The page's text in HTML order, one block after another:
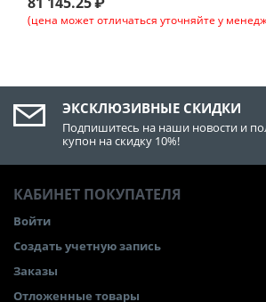
(цена может отличаться уточняйте у
ЭКСКЛЮЗИВНЫЕ СКИДКИ
Подпишитесь на наши новости и
купон на скидку 10%!
КАБИНЕТ ПОКУПАТЕЛЯ
Войти
Создать учетную запись
Заказы
Отложенные товары